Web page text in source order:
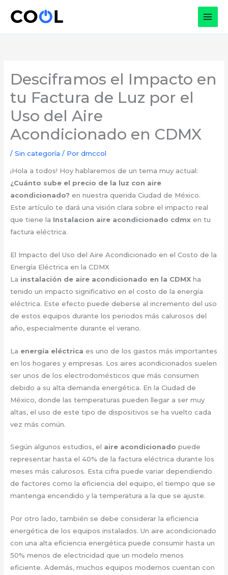
Desciframos el Impacto en
tu Factura de Luz por el
Uso del Aire
Acondicionado en CDMX
/Sin categoría / Pordmccol
¡Hola a todos! Hoy hablaremos de un tema muy actual:
¿Cuánto sube el precio de la luz con aire
acondicionado? en nuestra querida Ciudad de México.
Este artículo te dará una visión clara sobre el impacto real
que tiene la Instalacion aire acondicionado cdmx en tu
factura eléctrica.
El Impacto del Uso del Aire Acondicionado en el Costo de la
Energía Eléctrica en la CDMX
La instalación de aire acondicionado en la CDMX ha
tenido un impacto significativo en el costo de la energía
eléctrica. Este efecto puede deberse al incremento del uso
de estos equipos durante los periodos más calurosos del
año, especialmente durante el verano.
La energía eléctrica es uno de los gastos más importantes
en los hogares y empresas. Los aires acondicionados suelen
ser unos de los electrodomésticos que más consumen
debido a su alta demanda energética. En la Ciudad de
México, donde las temperaturas pueden llegar a ser muy
altas, el uso de este tipo de dispositivos se ha vuelto cada
vez más común.
Según algunos estudios, el aire acondicionado puede
representar hasta el 40% de la factura eléctrica durante los
meses más calurosos. Esta cifra puede variar dependiendo
de factores como la eficiencia del equipo, el tiempo que se
mantenga encendido y la temperatura a la que se ajuste.
Por otro lado, también se debe considerar la eficiencia
energética de los equipos instalados. Un aire acondicionado
con una alta eficiencia energética puede consumir hasta un
50% menos de electricidad que un modelo menos
eficiente. Además, muchos equipos modernos cuentan con